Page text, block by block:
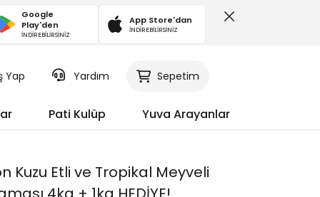
Google
Play'den
İNDİREBİLİRSİNİZ
App Store'dan
İNDİREBİLİRSİNİZ
Yap Yardım Sepetim
Pati Kulüp Yuva Arayanlar
Kuzu Etli ve Tropikal Meyveli